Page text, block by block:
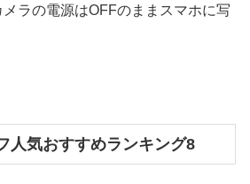
ラの電源はOFFのままスマホに写
人気おすすめランキング8